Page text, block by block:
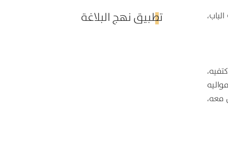
معه،
تطبيق نهج البلاغة